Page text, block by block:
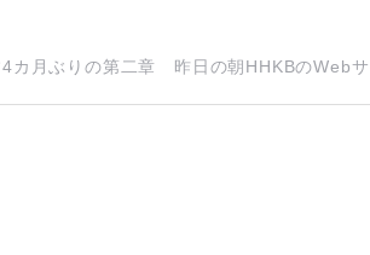
カ月ぶりの第二章 昨日の朝HHKBのWebサ